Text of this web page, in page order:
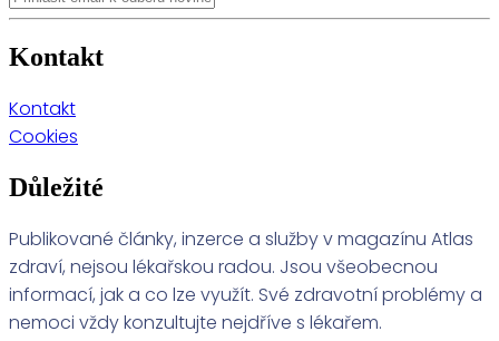
Kontakt
Kontakt
Cookies
Důležité
Publikované články, inzerce a služby v magazínu Atlas
zdraví, nejsou lékařskou radou. Jsou všeobecnou
informací, jak a co lze využít. Své zdravotní problémy a
nemoci vždy konzultujte nejdříve s lékařem.